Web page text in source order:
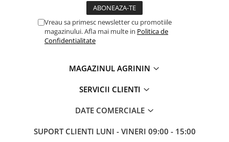
Vreau sa primesc newsletter cu promotiile
magazinului. Afla mai multe in Politica de
Confidentialitate
MAGAZINUL AGRININ
SERVICII CLIENTI
DATE COMERCIALE
SUPORT CLIENTI LUNI - VINERI 09:00 - 15:00